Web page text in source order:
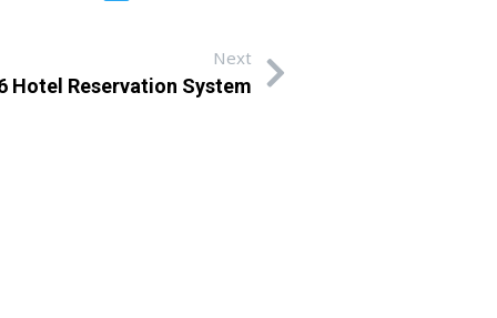
Next
Hotel Reservation System